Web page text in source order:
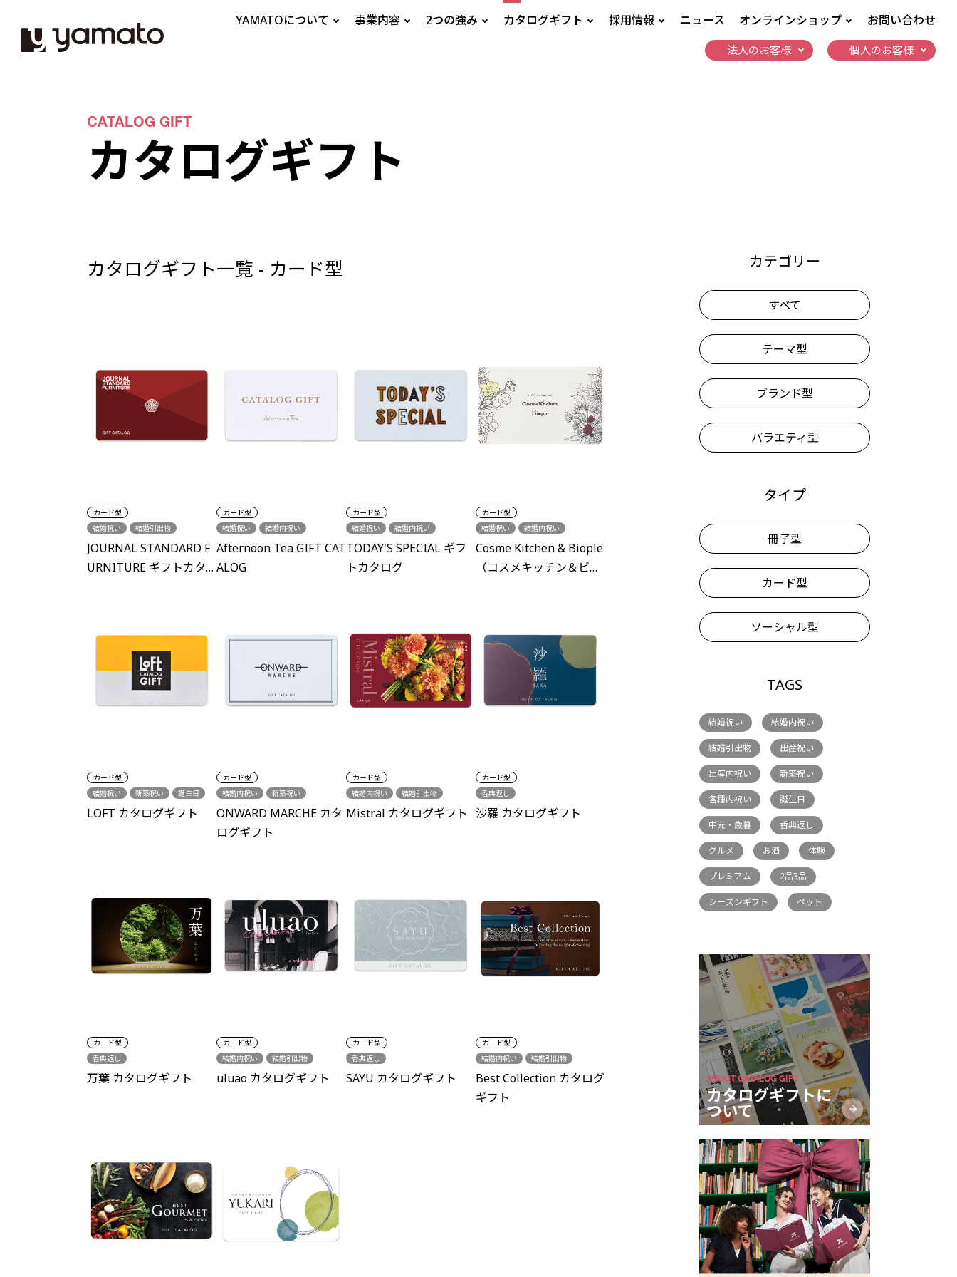
YAMATOについて 事業内容 2つの強み カタログギフト 採用情報 ニュース オンラインショップ お問い合わせ
法人のお客様 個人のお客様
CATALOG GIFT
カタログギフト
カタログギフト一覧 - カード型
カード型
結婚祝い
結婚引出物
新築祝い
各種内祝い
JOURNAL STANDARD F
URNITURE ギフトカタ
カード型
結婚祝い
結婚内祝い
新築祝い
誕生日
Afternoon Tea GIFT CAT
ALOG
カード型
結婚祝い
結婚内祝い
各種内祝い
誕生日 グルメ
TODAY'S SPECIAL ギフ
トカタログ
カード型
結婚祝い
結婚内祝い
新築祝い
各種内祝い 誕生日
Cosme Kitchen & Biople
（コスメキッチン＆ビー
カード型
結婚祝い
新築祝い
誕生日
出産内祝い
各種内祝い
LOFT カタログギフト
カード型
結婚内祝い
新築祝い
グルメ
ONWARD MARCHE カタ
ログギフト
カード型
結婚内祝い
結婚引出物
出産内祝い
新築祝い
各種内祝い
Mistral カタログギフト
カード型
香典返し
沙羅 カタログギフト
カード型
香典返し
万葉 カタログギフト
カード型
結婚内祝い
結婚引出物
出産内祝い
新築祝い
各種内祝い
uluao カタログギフト
カード型
香典返し
SAYU カタログギフト
カード型
結婚内祝い
結婚引出物
結婚祝い
新築祝い
各種内祝い
Best Collection カタログ
ギフト
カテゴリー
すべて
テーマ型
ブランド型
バラエティ型
タイプ
冊子型
カード型
ソーシャル型
TAGS
結婚祝い 結婚内祝い
結婚引出物 出産祝い
出産内祝い 新築祝い
各種内祝い 誕生日
中元・歳暮 香典返し
グルメ お酒 体験
プレミアム 2品3品
シーズンギフト ペット
ABOUT CATALOG GIFT
カタログギフトに
ついて